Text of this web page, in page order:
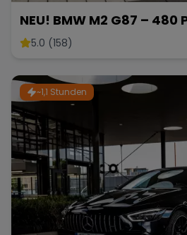
NEU! BMW M2 G87 – 480
5.0 (158)
~1,1 Stunden